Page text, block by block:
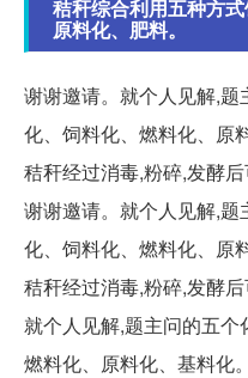
秸秆综合利用五种方式
原料化、肥料。
谢谢邀请。就个人见解,
化、饲料化、燃料化、原
秸秆经过消毒,粉碎,发酵
谢谢邀请。就个人见解,
化、饲料化、燃料化、原
秸秆经过消毒,粉碎,发酵
就个人见解,题主问的五个
燃料化、原料化、基料化